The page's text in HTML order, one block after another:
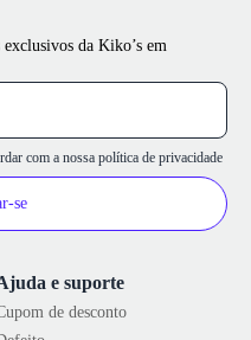
e suporte
de desconto
exclusivos da Kiko’s em
com a nossa política de privacidade
se